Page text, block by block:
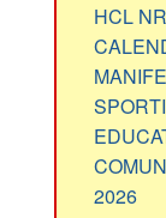
HCL
2026